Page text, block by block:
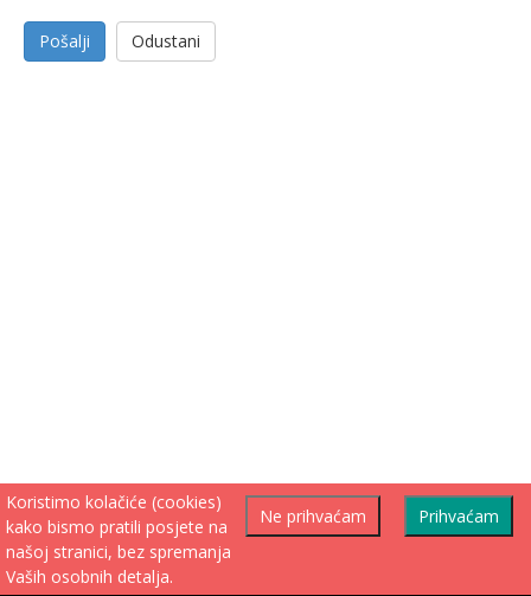
Pošalji Odustani
Prihvaćam
Ne prihvaćam
Koristimo kolačiće (cookies)
kako bismo pratili posjete na
našoj stranici, bez spremanja
Vaših osobnih detalja.